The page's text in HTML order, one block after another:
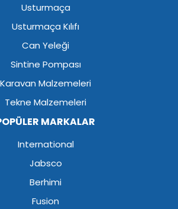
Usturmaça
Usturmaça Kılıfı
Can Yeleği
Sintine Pompası
Karavan Malzemeleri
Tekne Malzemeleri
MARKALAR
International
Jabsco
Berhimi
Fusion